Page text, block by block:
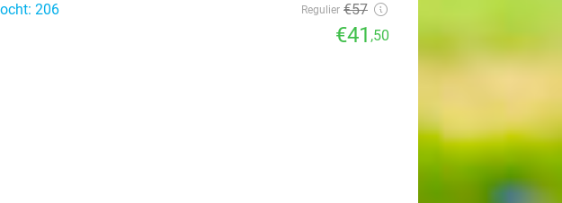
206
Regulier €57
€41 ,50